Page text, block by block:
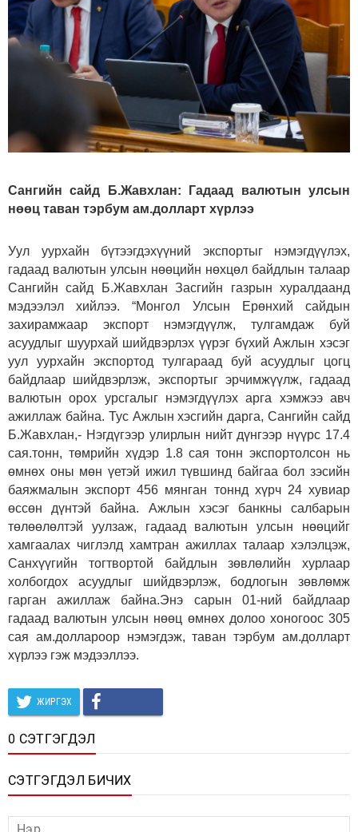
Сангийн сайд Б.Жавхлан: Гадаад валютын улсын
нөөц таван тэрбум ам.долларт хүрлээ
Уул уурхайн бүтээгдэхүүний экспортыг нэмэгдүүлэх,
гадаад валютын улсын нөөцийн нөхцөл байдлын талаар
Сангийн сайд Б.Жавхлан Засгийн газрын хуралдаанд
мэдээлэл хийлээ. “Монгол Улсын Ерөнхий сайдын
захирамжаар экспорт нэмэгдүүлж, тулгамдаж буй
асуудлыг шуурхай шийдвэрлэх үүрэг бүхий Ажлын хэсэг
уул уурхайн экспортод тулгараад буй асуудлыг цогц
байдлаар шийдвэрлэж, экспортыг эрчимжүүлж, гадаад
валютын орох урсгалыг нэмэгдүүлэх арга хэмжээ авч
ажиллаж байна. Тус Ажлын хэсгийн дарга, Сангийн сайд
Б.Жавхлан,- Нэгдүгээр улирлын нийт дүнгээр нүүрс 17.4
сая.тонн, төмрийн хүдэр 1.8 сая тонн экспортолсон нь
өмнөх оны мөн үетэй ижил түвшинд байгаа бол зэсийн
баяжмалын экспорт 456 мянган тоннд хүрч 24 хувиар
өссөн дүнтэй байна. Ажлын хэсэг банкны салбарын
төлөөлөлтэй уулзаж, гадаад валютын улсын нөөцийг
хамгаалах чиглэлд хамтран ажиллах талаар хэлэлцэж,
Санхүүгийн тогтвортой байдлын зөвлөлийн хурлаар
холбогдох асуудлыг шийдвэрлэж, бодлогын зөвлөмж
гарган ажиллаж байна.Энэ сарын 01-ний байдлаар
гадаад валютын улсын нөөц өмнөх долоо хоногоос 305
сая ам.доллароор нэмэгдэж, таван тэрбум ам.долларт
хүрлээ гэж мэдээллээ.
ЖИРГЭХ
0 СЭТГЭГДЭЛ
СЭТГЭГДЭЛ БИЧИХ